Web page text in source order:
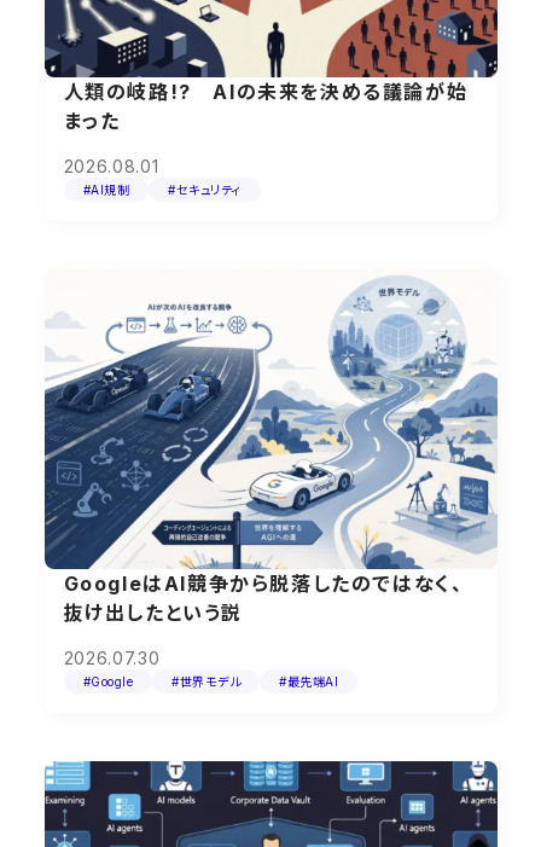
人類の岐路!? AIの未来を決める議論が始
まった
2026.08.01
#AI規制 #セキュリティ
GoogleはAI競争から脱落したのではなく、
抜け出したという説
2026.07.30
#Google #世界モデル #最先端AI